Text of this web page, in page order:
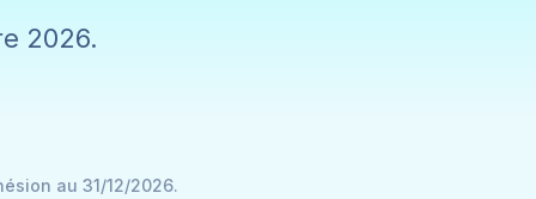
2026.
au 31/12/2026.